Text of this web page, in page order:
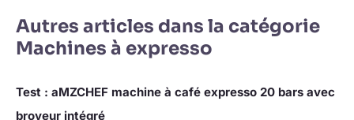
Autres articles dans la catégorie
Machines à expresso
Test : aMZCHEF machine à café expresso 20 bars avec
broyeur intégré